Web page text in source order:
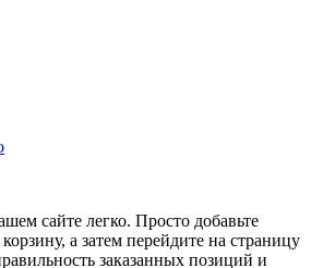
сайте легко. Просто добавьте
а затем перейдите на страницу
заказанных позиций и